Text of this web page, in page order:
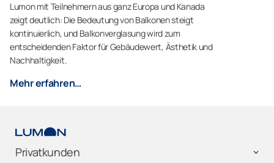
Lumon mit Teilnehmern aus ganz Europa und Kanada
zeigt deutlich: Die Bedeutung von Balkonen steigt
kontinuierlich, und Balkonverglasung wird zum
entscheidenden Faktor für Gebäudewert, Ästhetik und
Nachhaltigkeit.
Mehr erfahren…
Privatkunden